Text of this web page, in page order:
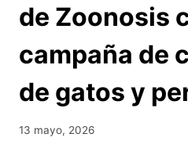
de Zoonosis
campaña de
de gatos y
13 mayo, 2026